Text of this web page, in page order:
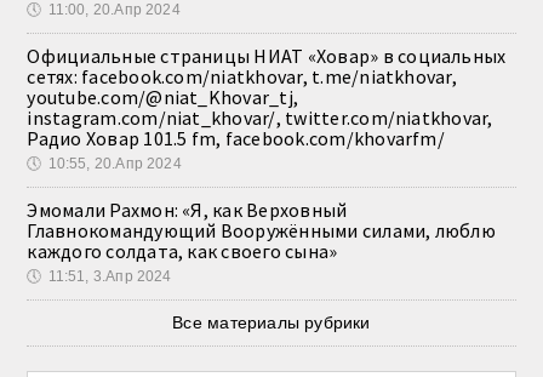
🕔 11:00, 20.Апр 2024
Официальные страницы НИАТ «Ховар» в социальных
сетях: facebook.com/niatkhovar, t.me/niatkhovar,
youtube.com/@niat_Khovar_tj,
instagram.com/niat_khovar/, twitter.com/niatkhovar,
Радио Ховар 101.5 fm, facebook.com/khovarfm/
🕔 10:55, 20.Апр 2024
Эмомали Рахмон: «Я, как Верховный
Главнокомандующий Вооружёнными силами, люблю
каждого солдата, как своего сына»
🕔 11:51, 3.Апр 2024
Все материалы рубрики